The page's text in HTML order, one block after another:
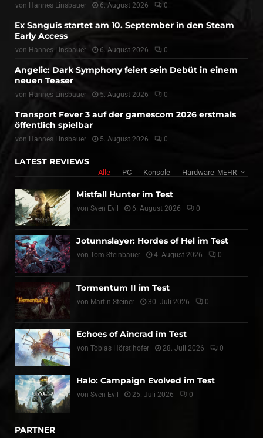
von Hannes Linsbauer 6. August 2026 0
Ex Sanguis startet am 10. September in den Steam
Early Access
von Hannes Linsbauer 6. August 2026 0
Angelic: Dark Symphony feiert sein Debüt in einem
neuen Teaser
von Hannes Linsbauer 5. August 2026 0
Transport Fever 3 auf der gamescom 2026 erstmals
öffentlich spielbar
von Hannes Linsbauer 5. August 2026 0
LATEST REVIEWS
Alle PC Konsole Hardware MEHR
Mistfall Hunter im Test
von Sven Evil 6. August 2026 0
Jotunnslayer: Hordes of Hel im Test
von Tom Steinbauer 4. August 2026 0
Tormentum II im Test
von Martin Steiner 30. Juli 2026 0
Echoes of Aincrad im Test
von Tobias Hörstlhofer 28. Juli 2026 0
Halo: Campaign Evolved im Test
von Sven Evil 25. Juli 2026 0
PARTNER